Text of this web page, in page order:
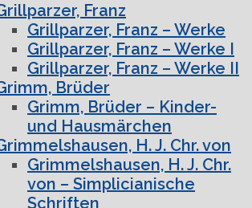
Franz
Grillparzer, Franz – Werke
Grillparzer, Franz – Werke I
Grillparzer, Franz – Werke II
Brüder
Grimm, Brüder – Kinder-
und Hausmärchen
H. J. Chr. von
Grimmelshausen, H. J. Chr.
von – Simplicianische
Schriften